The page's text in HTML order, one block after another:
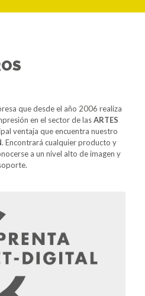
que desde el año 2006 realiza
en el sector de lasARTES
ventaja que encuentra nuestro
. Encontrará cualquier producto y
a un nivel alto de imagen y